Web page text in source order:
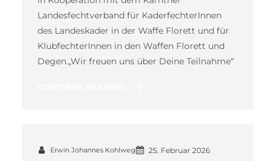
Landesfechtverband für KaderfechterInnen
des Landeskader in der Waffe Florett und für
KlubfechterInnen in den Waffen Florett und
Degen.„Wir freuen uns über Deine Teilnahme“
Erwin Johannes Kohlweg 25. Februar 2026